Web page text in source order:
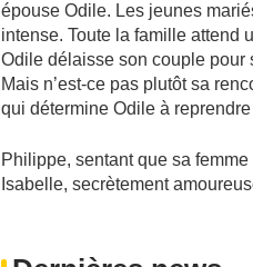
épouse Odile. Les jeunes
intense. Toute la famille attend
Odile délaisse son couple pour
Mais n’est-ce pas plutôt sa
qui détermine Odile à
Philippe, sentant que sa
Isabelle, secrètement